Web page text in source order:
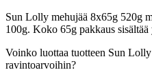
Sun Lolly mehujää 8x65g 520g
100g. Koko 65g pakkaus sisältää
Voinko luottaa tuotteen Sun
ravintoarvoihin?